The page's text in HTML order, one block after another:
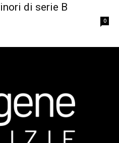
di serie B
0